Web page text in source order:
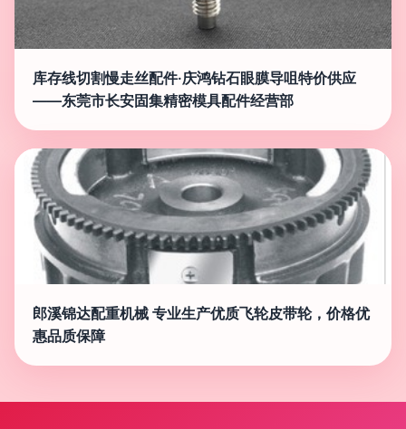
库存线切割慢走丝配件·庆鸿钻石眼膜导咀特价供应
——东莞市长安固集精密模具配件经营部
郎溪锦达配重机械 专业生产优质飞轮皮带轮，价格优
惠品质保障